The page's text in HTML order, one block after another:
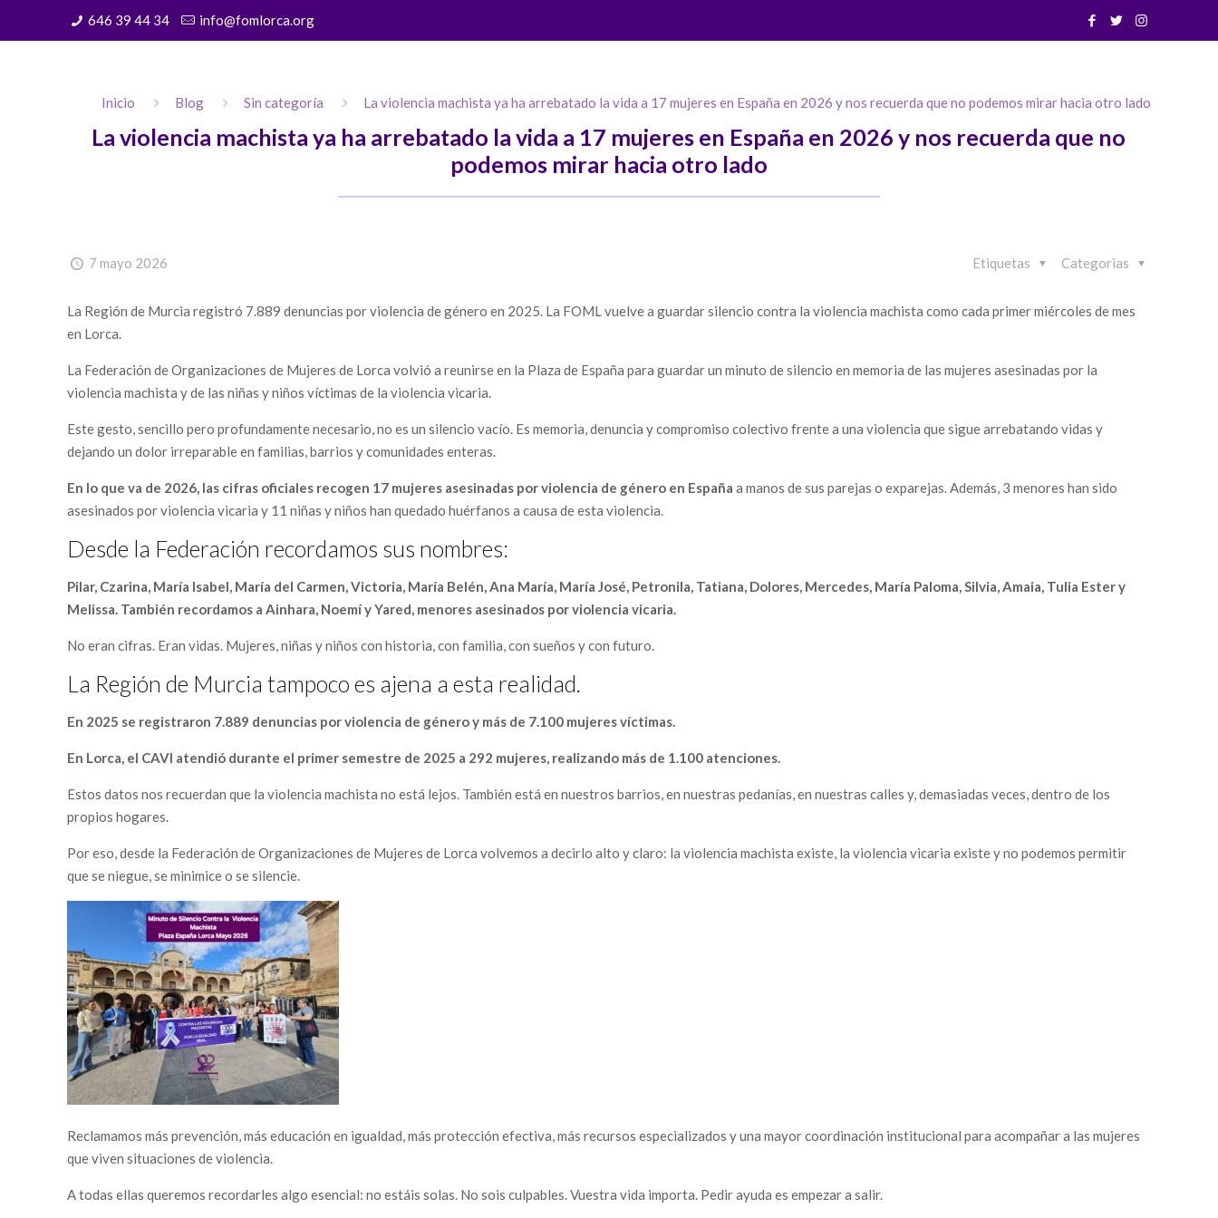
646 39 44 34 info@fomlorca.org
Inicio Blog Sin categoría La violencia machista ya ha arrebatado la vida a 17 mujeres en España en 2026 y nos recuerda que no podemos mirar hacia otro lado
La violencia machista ya ha arrebatado la vida a 17 mujeres en España en 2026 y nos recuerda que no
podemos mirar hacia otro lado
7 mayo 2026 Categorias
Etiquetas
La Región de Murcia registró 7.889 denuncias por violencia de género en 2025. La FOML vuelve a guardar silencio contra la violencia machista como cada primer miércoles de mes
en Lorca.
La Federación de Organizaciones de Mujeres de Lorca volvió a reunirse en la Plaza de España para guardar un minuto de silencio en memoria de las mujeres asesinadas por la
violencia machista y de las niñas y niños víctimas de la violencia vicaria.
Este gesto, sencillo pero profundamente necesario, no es un silencio vacío. Es memoria, denuncia y compromiso colectivo frente a una violencia que sigue arrebatando vidas y
dejando un dolor irreparable en familias, barrios y comunidades enteras.
En lo que va de 2026, las cifras oficiales recogen 17 mujeres asesinadas por violencia de género en España a manos de sus parejas o exparejas. Además, 3 menores han sido
asesinados por violencia vicaria y 11 niñas y niños han quedado huérfanos a causa de esta violencia.
Desde la Federación recordamos sus nombres:
Pilar, Czarina, María Isabel, María del Carmen, Victoria, María Belén, Ana María, María José, Petronila, Tatiana, Dolores, Mercedes, María Paloma, Silvia, Amaia, Tulia Ester y
Melissa. También recordamos a Ainhara, Noemí y Yared, menores asesinados por violencia vicaria.
No eran cifras. Eran vidas. Mujeres, niñas y niños con historia, con familia, con sueños y con futuro.
La Región de Murcia tampoco es ajena a esta realidad.
En 2025 se registraron 7.889 denuncias por violencia de género y más de 7.100 mujeres víctimas.
En Lorca, el CAVI atendió durante el primer semestre de 2025 a 292 mujeres, realizando más de 1.100 atenciones.
Estos datos nos recuerdan que la violencia machista no está lejos. También está en nuestros barrios, en nuestras pedanías, en nuestras calles y, demasiadas veces, dentro de los
propios hogares.
Por eso, desde la Federación de Organizaciones de Mujeres de Lorca volvemos a decirlo alto y claro: la violencia machista existe, la violencia vicaria existe y no podemos permitir
que se niegue, se minimice o se silencie.
Reclamamos más prevención, más educación en igualdad, más protección efectiva, más recursos especializados y una mayor coordinación institucional para acompañar a las mujeres
que viven situaciones de violencia.
A todas ellas queremos recordarles algo esencial: no estáis solas. No sois culpables. Vuestra vida importa. Pedir ayuda es empezar a salir.
Últimas noticias
Acción Social “la Caixa” apoya a la Federación de
Mujeres de Lorca con una donación de 3.600 € para
impulsar el proyecto PUENTES
La Federación de Organizaciones de Mujeres de
Lorca recibe el Premio Elio 2026 junto a Agustín
Martínez, uno de los autores de Carmen Mola
El Certamen Rosalía Sala Vallejo premia cinco relatos
que ponen nombre a la igualdad y a la realidad de las